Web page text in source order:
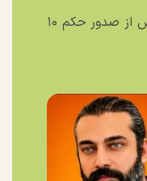
پرونده جنجالی «کلثوم اکبری» پس از صدور حکم ۱۰